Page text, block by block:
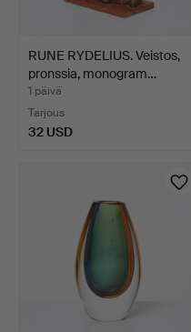
RUNE RYDELIUS. Veistos,
pronssia, monogram…
1 päivä
Tarjous
32 USD